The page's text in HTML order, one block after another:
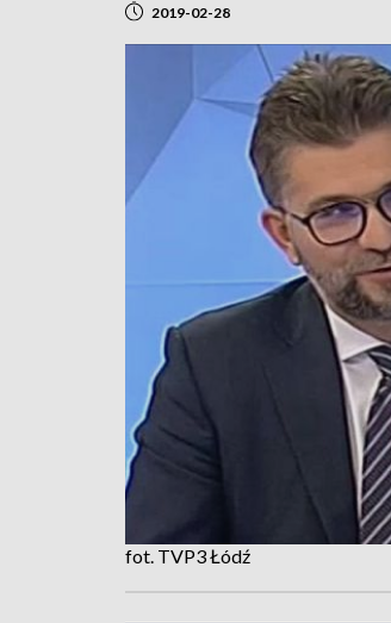
2019-02-28
fot. TVP3 Łódź